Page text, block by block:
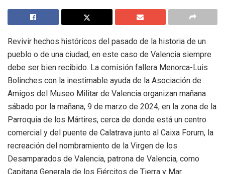
Revivir hechos históricos del pasado de la historia de un
pueblo o de una ciudad, en este caso de Valencia siempre
debe ser bien recibido. La comisión fallera Menorca-Luis
Bolinches con la inestimable ayuda de la Asociación de
Amigos del Museo Militar de Valencia organizan mañana
sábado por la mañana, 9 de marzo de 2024, en la zona de la
Parroquia de los Mártires, cerca de donde está un centro
comercial y del puente de Calatrava junto al Caixa Forum, la
recreación del nombramiento de la Virgen de los
Desamparados de Valencia, patrona de Valencia, como
Capitana Generala de los Ejércitos de Tierra y Mar.